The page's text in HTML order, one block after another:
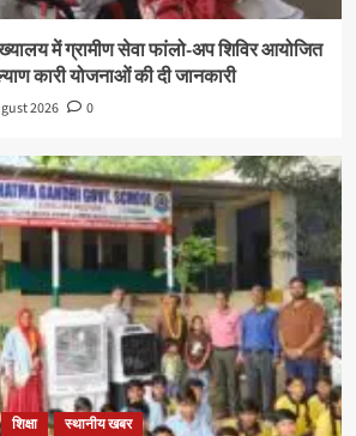
में ग्रामीण सेवा फांलो-अप शिविर आयोजित
कारी योजनाओं की दी जानकारी
2026 0
शिक्षा स्थानीय खबर